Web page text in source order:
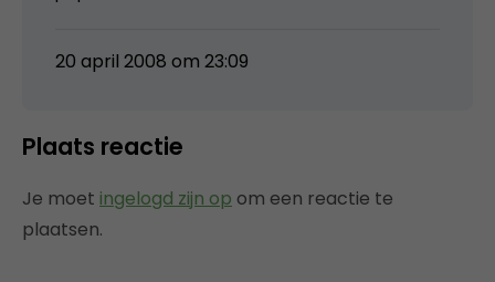
20 april 2008 om 23:09
Plaats reactie
Je moet ingelogd zijn op om een reactie te
plaatsen.